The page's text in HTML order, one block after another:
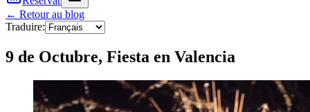
← Retour au blog
Traduire:
9 de Octubre, Fiesta en Valencia